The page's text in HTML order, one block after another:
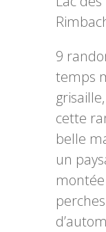
9
temps
cette
belle
un